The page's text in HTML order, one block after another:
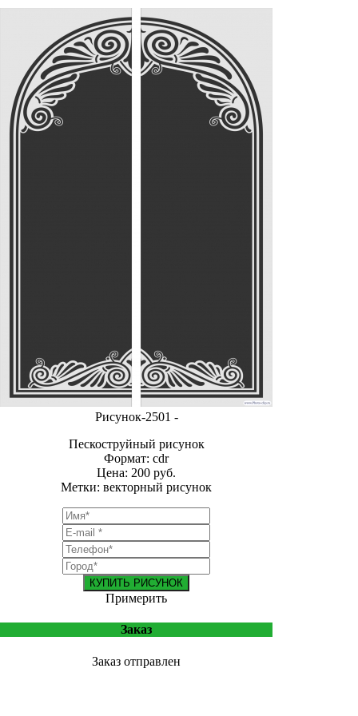
Рисунок-2501 -
Пескоструйный рисунок
Формат: cdr
Цена: 200 руб.
Метки: векторный рисунок
КУПИТЬ РИСУНОК
Примерить
Заказ
Заказ отправлен